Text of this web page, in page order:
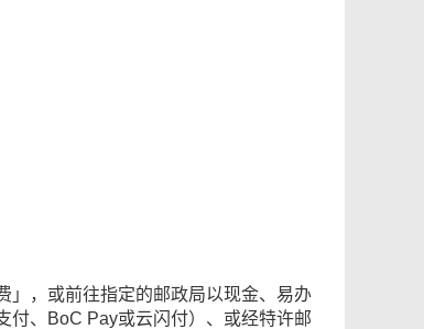
」，或前往指定的邮政局以现金、易办
付、BoC Pay或云闪付）、或经特许邮